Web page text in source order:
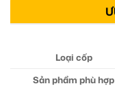
Loại cốp
Sản phẩm phù hợp